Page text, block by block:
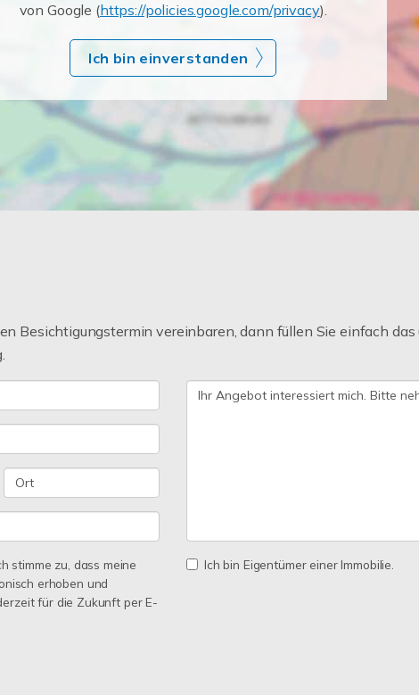
von Google (https://policies.google.com/privacy).
Ich bin einverstanden
Besichtigungstermin vereinbaren, dann füllen Sie einfach
stimme zu, dass meine
erhoben und
für die Zukunft per E-
Ich bin Eigentümer einer Immobilie.